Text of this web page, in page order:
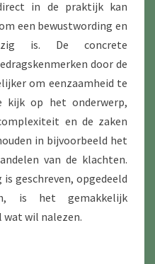
in de praktijk kan
een bewustwording en
is. De concrete
door de
om eenzaamheid te
kijk op het onderwerp,
en de zaken
in bijvoorbeeld het
van de klachten.
geschreven, opgedeeld
is het gemakkelijk
wat wil nalezen.